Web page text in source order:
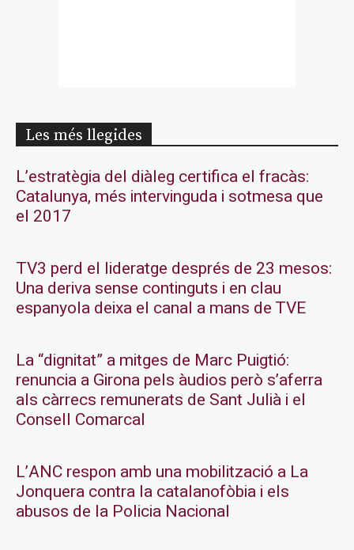
Les més llegides
L’estratègia del diàleg certifica el fracàs:
Catalunya, més intervinguda i sotmesa que
el 2017
TV3 perd el lideratge després de 23 mesos:
Una deriva sense continguts i en clau
espanyola deixa el canal a mans de TVE
La “dignitat” a mitges de Marc Puigtió:
renuncia a Girona pels àudios però s’aferra
als càrrecs remunerats de Sant Julià i el
Consell Comarcal
L’ANC respon amb una mobilització a La
Jonquera contra la catalanofòbia i els
abusos de la Policia Nacional